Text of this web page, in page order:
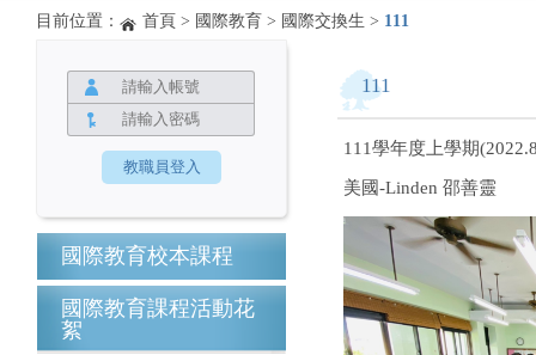
目前位置： 首頁 > 國際教育 > 國際交換生 > 111
國際教育校本課程
國際教育課程活動花
絮
111
111學年度上學期
美國-Linden 邵善靈